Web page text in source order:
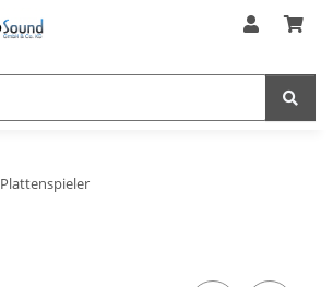
Plattenspieler